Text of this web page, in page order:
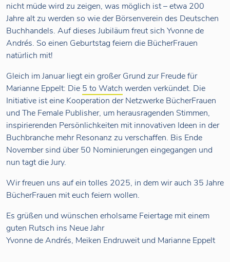
nicht müde wird zu zeigen, was möglich ist – etwa 200
Jahre alt zu werden so wie der Börsenverein des Deutschen
Buchhandels. Auf dieses Jubiläum freut sich Yvonne de
Andrés. So einen Geburtstag feiern die BücherFrauen
natürlich mit!
Gleich im Januar liegt ein großer Grund zur Freude für
Marianne Eppelt: Die 5 to Watch werden verkündet. Die
Initiative ist eine Kooperation der Netzwerke BücherFrauen
und The Female Publisher, um herausragenden Stimmen,
inspirierenden Persönlichkeiten mit innovativen Ideen in der
Buchbranche mehr Resonanz zu verschaffen. Bis Ende
November sind über 50 Nominierungen eingegangen und
nun tagt die Jury.
Wir freuen uns auf ein tolles 2025, in dem wir auch 35 Jahre
BücherFrauen mit euch feiern wollen.
Es grüßen und wünschen erholsame Feiertage mit einem
guten Rutsch ins Neue Jahr
Yvonne de Andrés, Meiken Endruweit und Marianne Eppelt